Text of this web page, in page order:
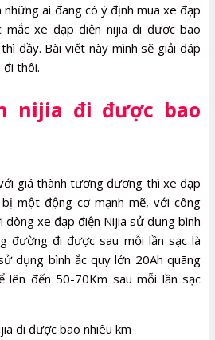
ai đang có ý định mua xe đạp
mắc xe đạp điện nijia đi được bao
đầy. Bài viết này mình sẽ giải đáp
đi thôi.
nijia đi được bao
giá thành tương đương thì xe đạp
một động cơ mạnh mẽ, với công
dòng xe đạp điện Nijia sử dụng bình
đường đi được sau mỗi lần sạc là
dụng bình ắc quy lớn 20Ah quãng
lên đến 50-70Km sau mỗi lần sạc